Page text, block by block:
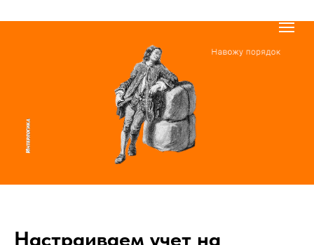
Настраиваем учет на